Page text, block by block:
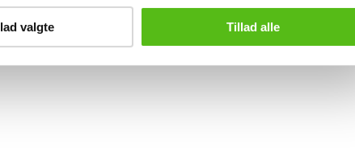
valgte Tillad alle